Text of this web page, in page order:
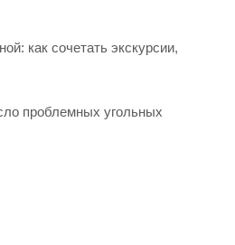
как сочетать экскурсии,
проблемных угольных